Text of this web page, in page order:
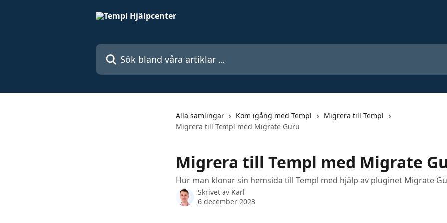
Sök bland våra artiklar …
Alla samlingar Kom igång med Templ
Migrera till Templ
Migrera till Templ med Migrate Guru
Migrera till Templ med Migrate
Hur man klonar sin hemsida till Templ med hjälp av pluginet Migrate
Skrivet av Karl
6 december 2023